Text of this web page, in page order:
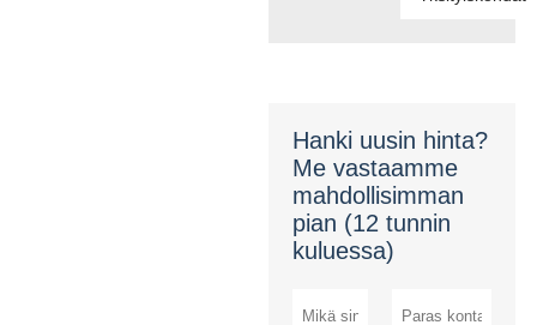
Hanki uusin hinta?
Me vastaamme
mahdollisimman
pian (12 tunnin
kuluessa)